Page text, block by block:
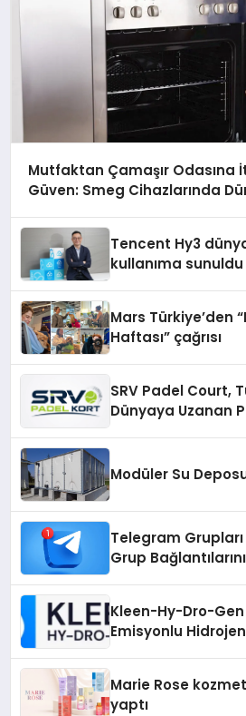
Mutfaktan Çamaşır Odasına
Güven: Smeg Cihazlarında
Tencent Hy3
kullanıma sunuldu
Mars Türkiye’den
Haftası” çağrısı
SRV Padel Court,
Dünyaya Uzanan
Modüler Su
Telegram
Grup
Kleen-Hy-Dro-Gen
Emisyonlu
Marie Rose
yaptı